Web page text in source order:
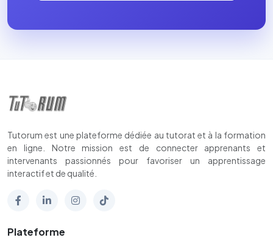
Tutorum est une plateforme dédiée au tutorat et à la formation
en ligne. Notre mission est de connecter apprenants et
intervenants passionnés pour favoriser un apprentissage
interactif et de qualité.
Plateforme